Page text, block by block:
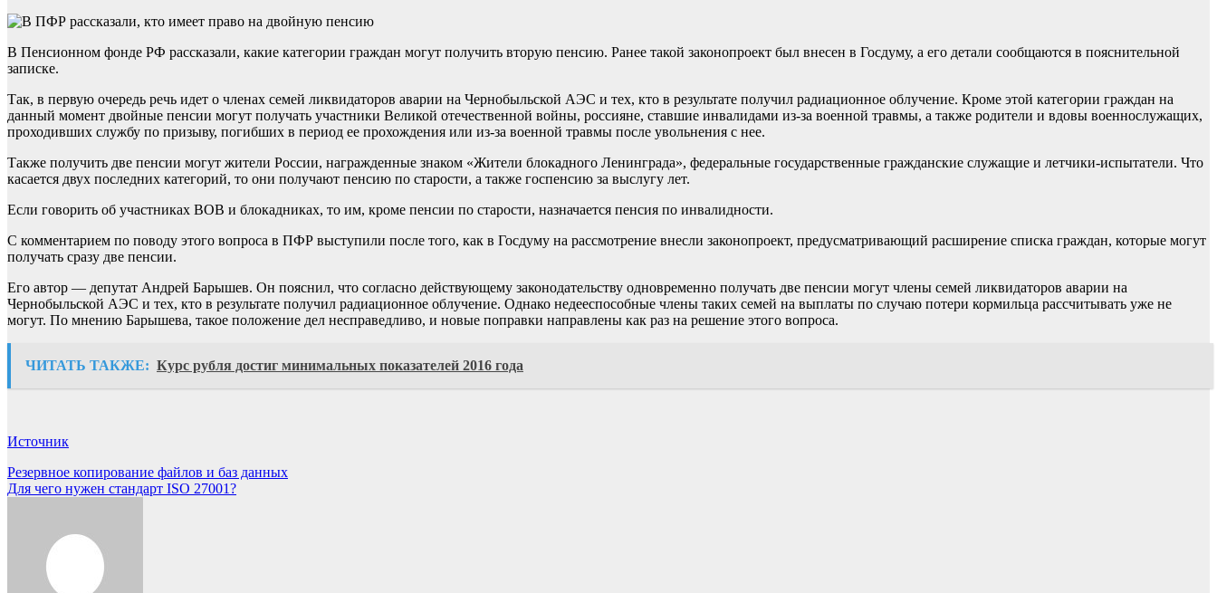
В Пенсионном фонде РФ рассказали, какие категории граждан могут получить вторую пенсию. Ранее такой законопроект был внесен в Госдуму, а его детали сообщаются в пояснительной
записке.
Так, в первую очередь речь идет о членах семей ликвидаторов аварии на Чернобыльской АЭС и тех, кто в результате получил радиационное облучение. Кроме этой категории граждан на
данный момент двойные пенсии могут получать участники Великой отечественной войны, россияне, ставшие инвалидами из-за военной травмы, а также родители и вдовы военнослужащих,
проходивших службу по призыву, погибших в период ее прохождения или из-за военной травмы после увольнения с нее.
Также получить две пенсии могут жители России, награжденные знаком «Жители блокадного Ленинграда», федеральные государственные гражданские служащие и летчики-испытатели. Что
касается двух последних категорий, то они получают пенсию по старости, а также госпенсию за выслугу лет.
Если говорить об участниках ВОВ и блокадниках, то им, кроме пенсии по старости, назначается пенсия по инвалидности.
С комментарием по поводу этого вопроса в ПФР выступили после того, как в Госдуму на рассмотрение внесли законопроект, предусматривающий расширение списка граждан, которые могут
получать сразу две пенсии.
Его автор — депутат Андрей Барышев. Он пояснил, что согласно действующему законодательству одновременно получать две пенсии могут члены семей ликвидаторов аварии на
Чернобыльской АЭС и тех, кто в результате получил радиационное облучение. Однако недееспособные члены таких семей на выплаты по случаю потери кормильца рассчитывать уже не
могут. По мнению Барышева, такое положение дел несправедливо, и новые поправки направлены как раз на решение этого вопроса.
ЧИТАТЬ ТАКЖЕ: Курс рубля достиг минимальных показателей 2016 года
Источник
Навигация
по
Резервное копирование файлов и баз данных
Для чего нужен стандарт ISO 27001?